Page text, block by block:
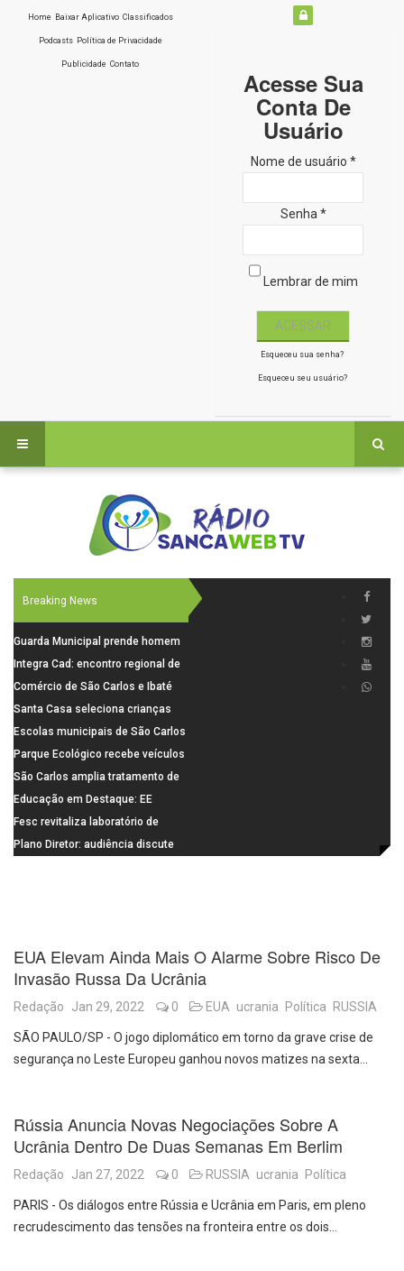
Home Baixar Aplicativo Classificados
Podcasts Política de Privacidade
Publicidade Contato
Acesse Sua
Conta De
Usuário
Nome de usuário *
Senha *
Lembrar de mim
Esqueceu sua senha?
Esqueceu seu usuário?
Breaking News
Guarda Municipal prende homem
por tentativa de furto em CEMEI
após cerco em São Carlos
Integra Cad: encontro regional de
segurança púbica será realizado
dia 10 de agosto em São Carlos
Comércio de São Carlos e Ibaté
terá horário especial para o dia
dos Pais
Santa Casa seleciona crianças
para pesquisa sobre dor de
crescimento
Escolas municipais de São Carlos
superam média Nacional do IDEB
Parque Ecológico recebe veículos
elétricos e moderniza rotina de
manejo dos animais
São Carlos amplia tratamento de
resíduos de saúde com autoclave
de última geração
Educação em Destaque: EE
Visconde da Cunha Bueno, em
Santa Eudóxia, alcança nota 7,8
Fesc revitaliza laboratório de
informática da Emeb Ulysses
Plano Diretor: audiência discute
EUA Elevam Ainda Mais O Alarme Sobre Risco De
Invasão Russa Da Ucrânia
Redação Jan 29, 2022 0 EUA ucrania Política RUSSIA
SÃO PAULO/SP - O jogo diplomático em torno da grave crise de
segurança no Leste Europeu ganhou novos matizes na sexta…
Rússia Anuncia Novas Negociações Sobre A
Ucrânia Dentro De Duas Semanas Em Berlim
Redação Jan 27, 2022 0 RUSSIA ucrania Política
PARIS - Os diálogos entre Rússia e Ucrânia em Paris, em pleno
recrudescimento das tensões na fronteira entre os dois…